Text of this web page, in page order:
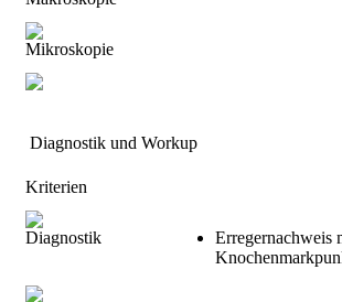
Mikroskopie
Diagnostik und Workup
Kriterien
Diagnostik
Erregernachweis